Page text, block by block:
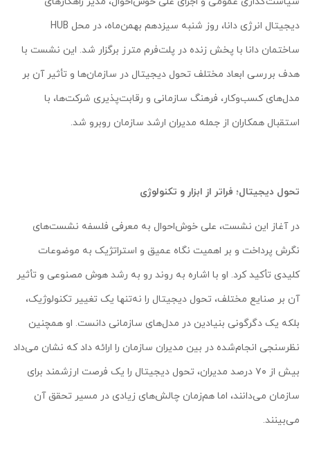
دیجیتال انرژی دانا، روز شنبه سیزدهم بهمن‌ماه، در محل HUB
ساختمان دانا با پخش زنده در پلت‌فرم مترز برگزار شد. این نشست با
هدف بررسی ابعاد مختلف تحول دیجیتال در سازمان‌ها و تأثیر آن بر
مدل‌های کسب‌وکار، فرهنگ سازمانی و رقابت‌پذیری شرکت‌ها، با
استقبال همکاران از جمله مدیران ارشد سازمان روبرو شد.
تحول دیجیتال؛ فراتر از ابزار و تکنولوژی
در آغاز این نشست، علی خوش‌احوال به معرفی فلسفه نشست‌های
نگرش پرداخت و بر اهمیت نگاه عمیق و استراتژیک به موضوعات
کلیدی تأکید کرد. او با اشاره به روند رو به رشد هوش مصنوعی و تأثیر
آن بر صنایع مختلف، تحول دیجیتال را نه‌تنها یک تغییر تکنولوژیک،
بلکه یک دگرگونی بنیادین در مدل‌های سازمانی دانست. او همچنین
نظرسنجی انجام‌شده در بین مدیران سازمان را ارائه داد که نشان می‌داد
بیش از ۷۰ درصد مدیران، تحول دیجیتال را یک فرصت ارزشمند برای
سازمان می‌دانند، اما هم‌زمان چالش‌های زیادی در مسیر تحقق آن
می‌بینند.